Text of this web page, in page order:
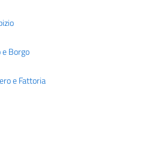
e Borgo
e Fattoria